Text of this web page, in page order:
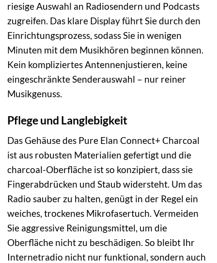
riesige Auswahl an Radiosendern und Podcasts
zugreifen. Das klare Display führt Sie durch den
Einrichtungsprozess, sodass Sie in wenigen
Minuten mit dem Musikhören beginnen können.
Kein kompliziertes Antennenjustieren, keine
eingeschränkte Senderauswahl – nur reiner
Musikgenuss.
Pflege und Langlebigkeit
Das Gehäuse des Pure Elan Connect+ Charcoal
ist aus robusten Materialien gefertigt und die
charcoal-Oberfläche ist so konzipiert, dass sie
Fingerabdrücken und Staub widersteht. Um das
Radio sauber zu halten, genügt in der Regel ein
weiches, trockenes Mikrofasertuch. Vermeiden
Sie aggressive Reinigungsmittel, um die
Oberfläche nicht zu beschädigen. So bleibt Ihr
Internetradio nicht nur funktional, sondern auch